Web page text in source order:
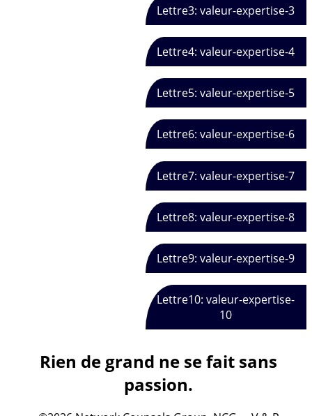
Lettre3: valeur-expertise-3
Lettre4: valeur-expertise-4
Lettre5: valeur-expertise-5
Lettre6: valeur-expertise-6
Lettre7: valeur-expertise-7
Lettre8: valeur-expertise-8
Lettre9: valeur-expertise-9
Lettre10: valeur-expertise-
10
Rien de grand ne se fait sans
passion.